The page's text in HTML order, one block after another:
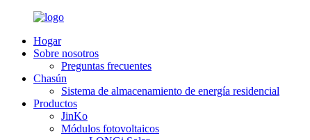
Hogar
Sobre nosotros
Preguntas frecuentes
Chasún
Sistema de almacenamiento de energía residencial
Productos
JinKo
Módulos fotovoltaicos